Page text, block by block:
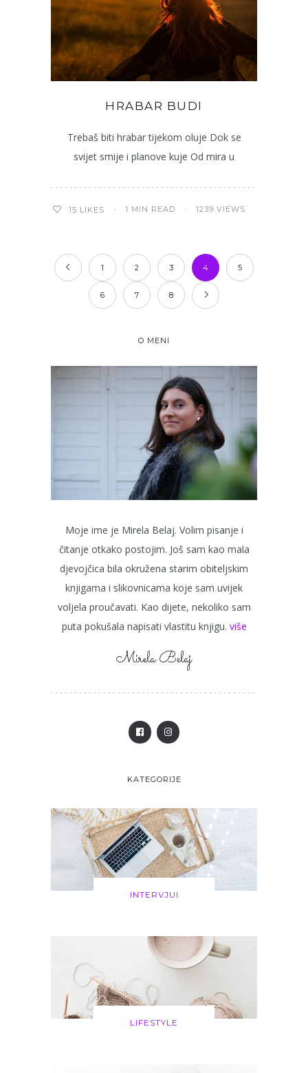
HRABAR BUDI
Trebaš biti hrabar tijekom oluje Dok se
svijet smije i planove kuje Od mira u
15 LIKES 1 MIN READ 1239 VIEWS
1 2 3 4 5
6 7 8
O MENI
Moje ime je Mirela Belaj. Volim pisanje i
čitanje otkako postojim. Još sam kao mala
djevojčica bila okružena starim obiteljskim
knjigama i slikovnicama koje sam uvijek
voljela proučavati. Kao dijete, nekoliko sam
puta pokušala napisati vlastitu knjigu. više
Mirela Belaj
KATEGORIJE
INTERVJUI
LIFESTYLE